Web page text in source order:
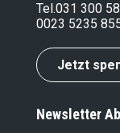
Tel.031 300
0023 5235
Jetzt
Newsletter